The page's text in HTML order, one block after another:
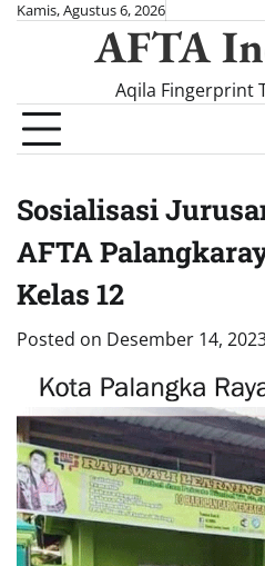
SkipKamis, Agustus 6, 2026
AFTA
Aqila Fingerprint
Sosialisasi
AFTA
Kelas 12
Posted on Desember 14,